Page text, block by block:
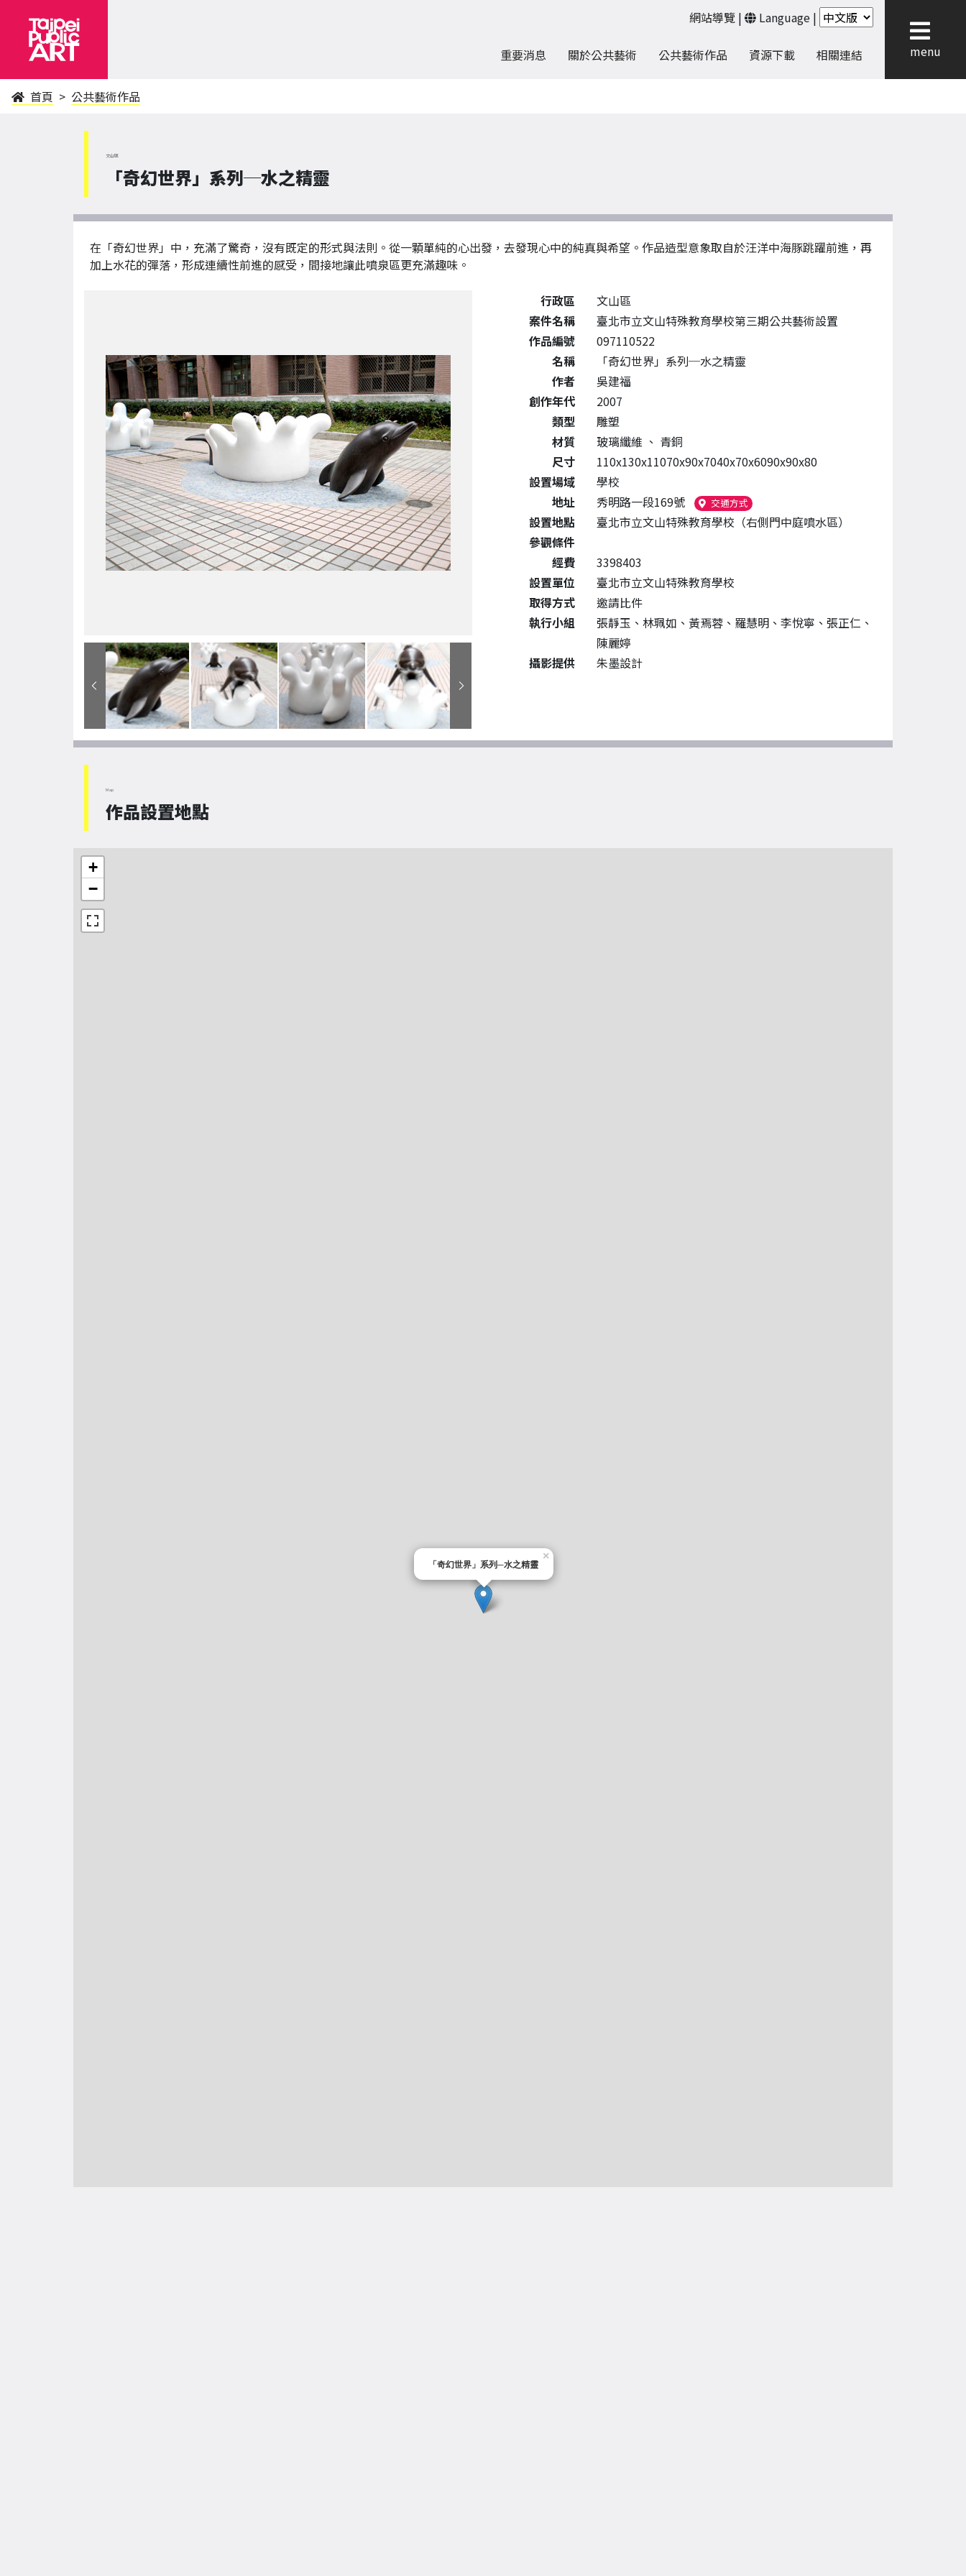
網站導覽 | Language |
重要消息 關於公共藝術 公共藝術作品 資源下載 相關連結 menu
首頁 公共藝術作品
文山區
「奇幻世界」系列─水之精靈
在「奇幻世界」中，充滿了驚奇，沒有既定的形式與法則。從一顆單純的心出發，去發現心中的純真與希望。作品造型意象取自於汪洋中海豚跳躍前進，再
加上水花的彈落，形成連續性前進的感受，間接地讓此噴泉區更充滿趣味。
公共藝術作品詳細資料
行政區
文山區
案件名稱
臺北市立文山特殊教育學校第三期公共藝術設置
作品編號
097110522
名稱
「奇幻世界」系列─水之精靈
作者
吳建福
創作年代
2007
類型
雕塑
材質
玻璃纖維 、 青銅
尺寸
110x130x11070x90x7040x70x6090x90x80
設置場域
學校
地址
秀明路一段169號 交通方式（另開新視窗）
設置地點
臺北市立文山特殊教育學校（右側門中庭噴水區）
參觀條件
經費
3398403
設置單位
臺北市立文山特殊教育學校
取得方式
邀請比件
執行小組
張靜玉、林珮如、黃焉蓉、羅慧明、李悅寧、張正仁、
陳麗婷
攝影提供
朱墨設計
Map
作品設置地點
「奇幻世界」系列─水之精靈
×
+
−